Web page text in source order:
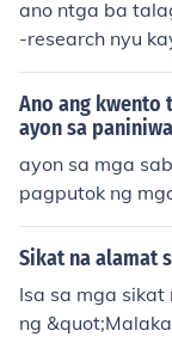
kung paano
n ding alamat
likas na yaman,
tao sa kanilang
bahagi ng
liwanag sa mga
ano ntga ba
-research nyu
Ano ang kwento
ayon sa
ayon sa mga
pagputok ng
a bulkan ay
an
compuesto
Sikat na alamat
Isa sa mga
ng